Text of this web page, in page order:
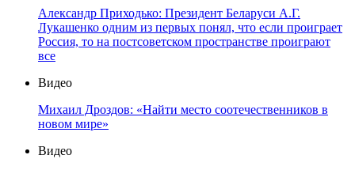
Александр Приходько: Президент Беларуси А.Г.
Лукашенко одним из первых понял, что если проиграет
Россия, то на постсоветском пространстве проиграют
все
Видео
Михаил Дроздов: «Найти место соотечественников в
новом мире»
Видео